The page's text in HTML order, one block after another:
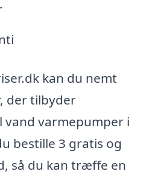
kan du nemt
der tilbyder
varmepumper i
bestille 3 gratis og
så du kan træffe en